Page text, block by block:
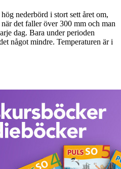
nederbörd i stort sett året om,
det faller över 300 mm och man
dag. Bara under perioden
något mindre. Temperaturen är i